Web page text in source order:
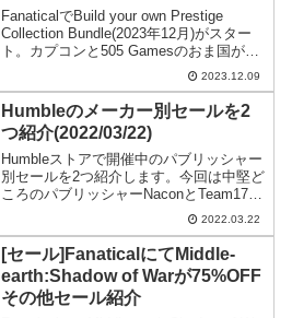
FanaticalでBuild your own Prestige
Collection Bundle(2023年12月)がスター
ト。カプコンと505 Gamesのおま国が酷
いですが、残された選択肢でもまだ内容
2023.12.09
Humbleのメーカー別セールを2
つ紹介(2022/03/22)
Humbleストアで開催中のパブリッシャー
別セールを2つ紹介します。今回は中堅ど
ころのパブリッシャーNaconとTeam17で
す。どちらも良質なゲームをリリースす
る良いパブリッシャーだと思います。
2022.03.22
[セール]FanaticalにてMiddle-
earth:Shadow of Warが75%OFF
その他セール紹介